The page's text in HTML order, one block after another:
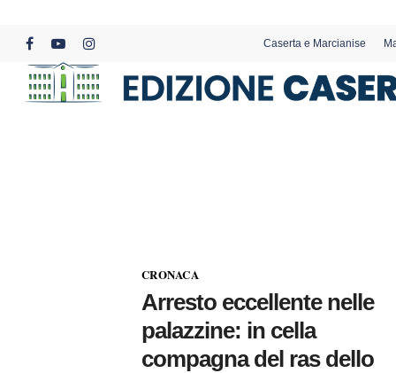
content
facebookyoutubeinstagram
Caserta e Marcianise
CRONACA
Arresto eccellente nelle
palazzine: in cella
compagna del ras dello